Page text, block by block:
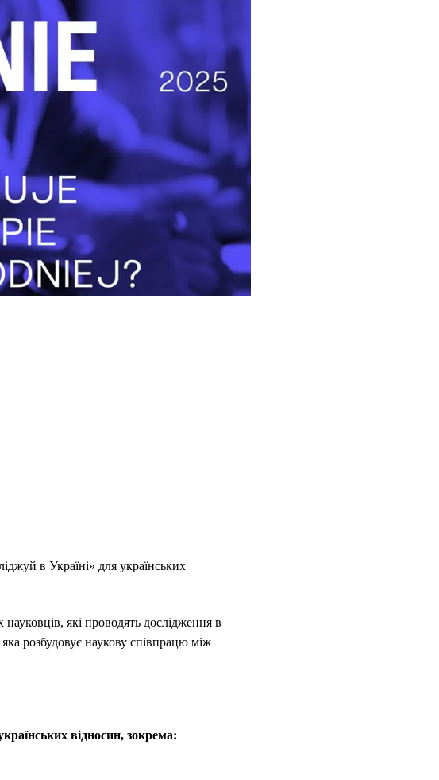
в Україні» для українських
які проводять дослідження в
розбудовує наукову співпрацю між
відносин, зокрема: